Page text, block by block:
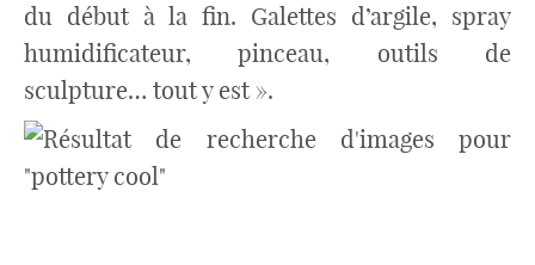
du début à la fin. Galettes d’argile, spray
humidificateur, pinceau, outils de
sculpture… tout y est ».